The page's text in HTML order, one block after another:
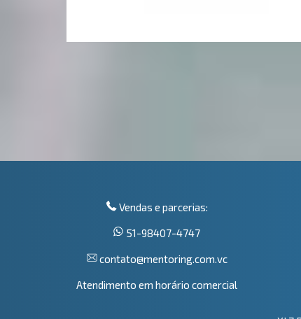
Vendas e parcerias:
51-98407-4747
contato@mentoring.com.vc
Atendimento em horário comercial